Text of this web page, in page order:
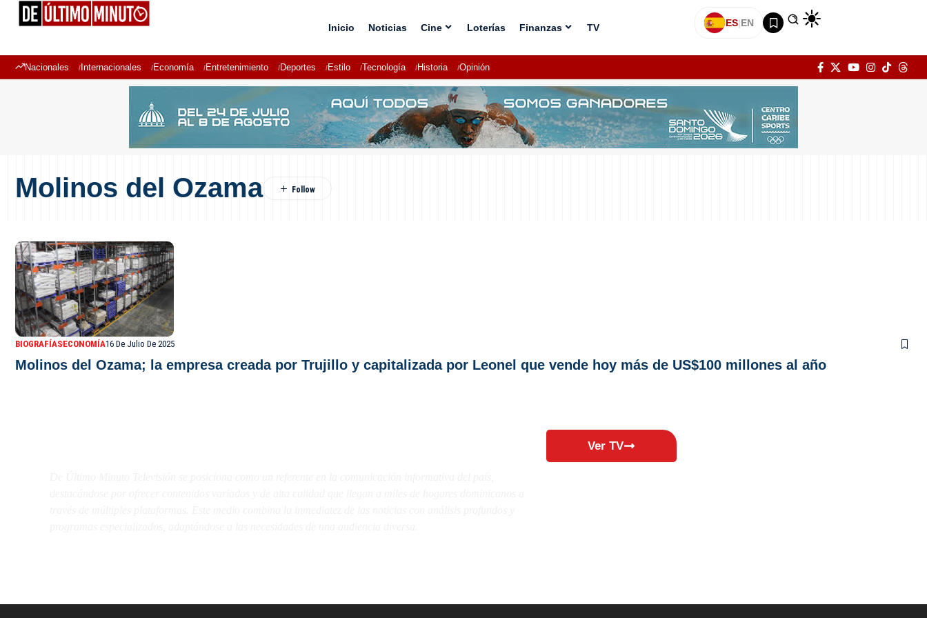
Inicio Noticias Cine Loterías Finanzas TV ES|EN
Nacionales Internacionales Economía Entretenimiento Deportes Estilo Tecnología Historia Opinión
Molinos del Ozama
BIOGRAFÍASECONOMÍA16 De Julio De 2025
Molinos del Ozama; la empresa creada por Trujillo y capitalizada por Leonel que vende hoy más de US$100 millones al año
Ver TV